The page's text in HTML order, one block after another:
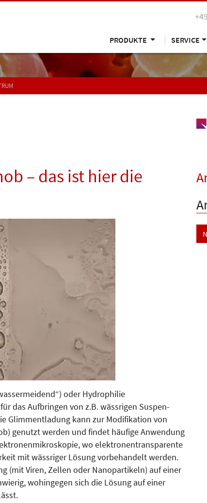
PRODUKTE SERVICE
– das ist hier die
oder Hydrophilie
das Auf­bringen von z.B. wässrigen Sus­pen­­
Glimmentladung kann zur Modifikation von
genutzt werden und findet häufige Anwendung
wo elektro­nen­­­transparente
mit wässriger Lösung vorbehandelt werden.
(mit Viren, Zellen oder Nanopartikeln) auf einer
wohingegen sich die Lösung auf einer